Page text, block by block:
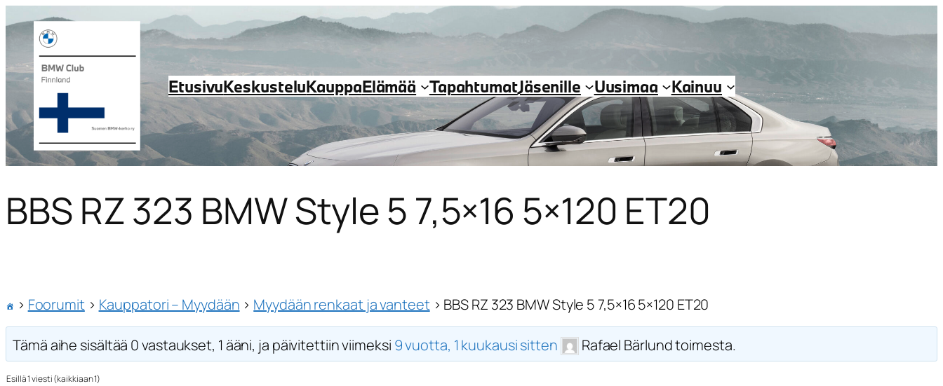
EtusivuKeskusteluKauppaElämää TapahtumatJäsenille Uusimaa Kainuu
BBS RZ 323 BMW Style 5 7,5×16 5×120 ET20
› Foorumit › Kauppatori – Myydään › Myydään renkaat ja vanteet › BBS RZ 323 BMW Style 5 7,5×16 5×120 ET20
Tämä aihe sisältää 0 vastaukset, 1 ääni, ja päivitettiin viimeksi 9 vuotta, 1 kuukausi sitten Rafael Bärlund toimesta.
Esillä 1 viesti (kaikkiaan 1)